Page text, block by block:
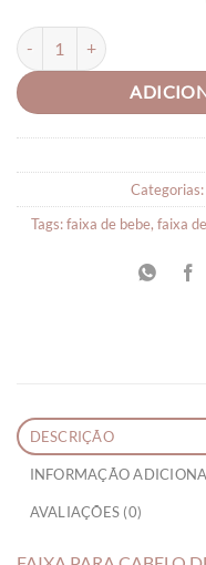
FAIXA PARA CABELO DE
Categorias:
Tags:faixa de bebe, faixa
DESCRIÇÃO
INFORMAÇÃO
AVALIAÇÕES (0)